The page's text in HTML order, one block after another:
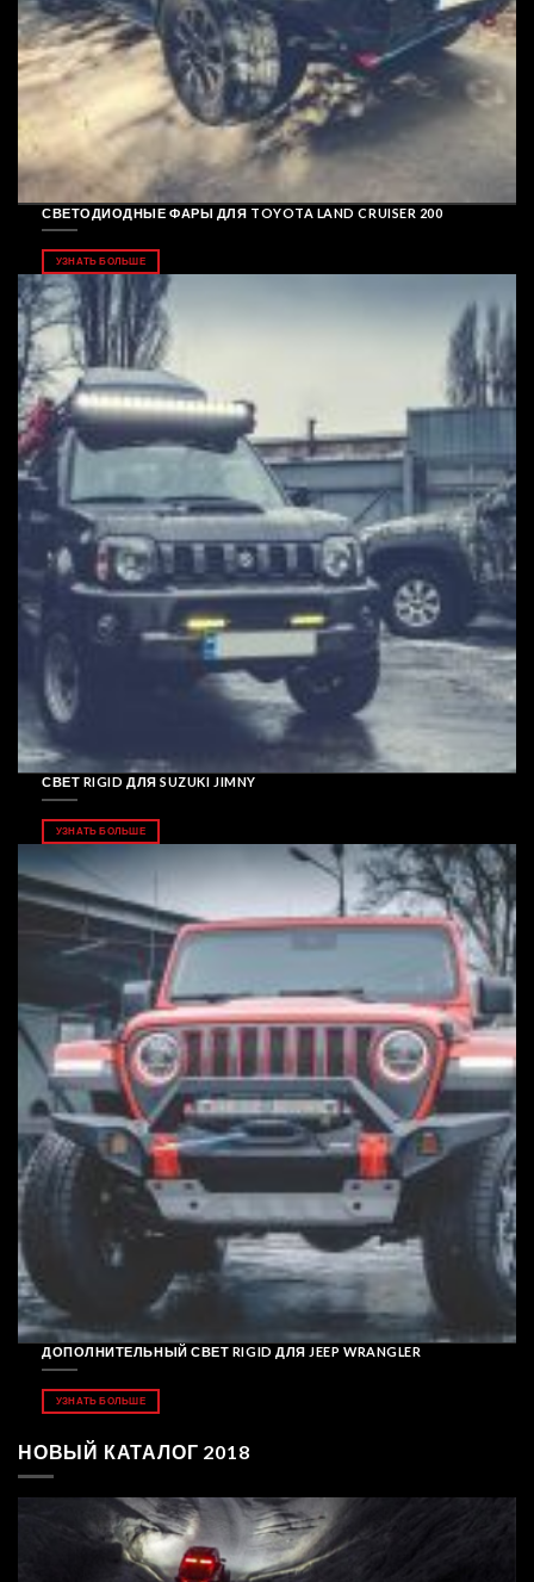
СВЕТОДИОДНЫЕ ФАРЫ ДЛЯ TOYOTA LAND CRUISER 200
УЗНАТЬ БОЛЬШЕ
СВЕТ RIGID ДЛЯ SUZUKI JIMNY
УЗНАТЬ БОЛЬШЕ
ДОПОЛНИТЕЛЬНЫЙ СВЕТ RIGID ДЛЯ JEEP WRANGLER
УЗНАТЬ БОЛЬШЕ
НОВЫЙ КАТАЛОГ 2018